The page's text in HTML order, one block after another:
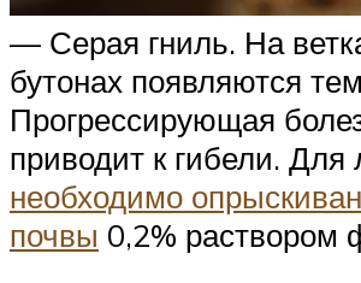
— Серая гниль. На
бутонах появляются
Прогрессирующая
приводит к гибели. Для
необходимо
почвы 0,2% раствором